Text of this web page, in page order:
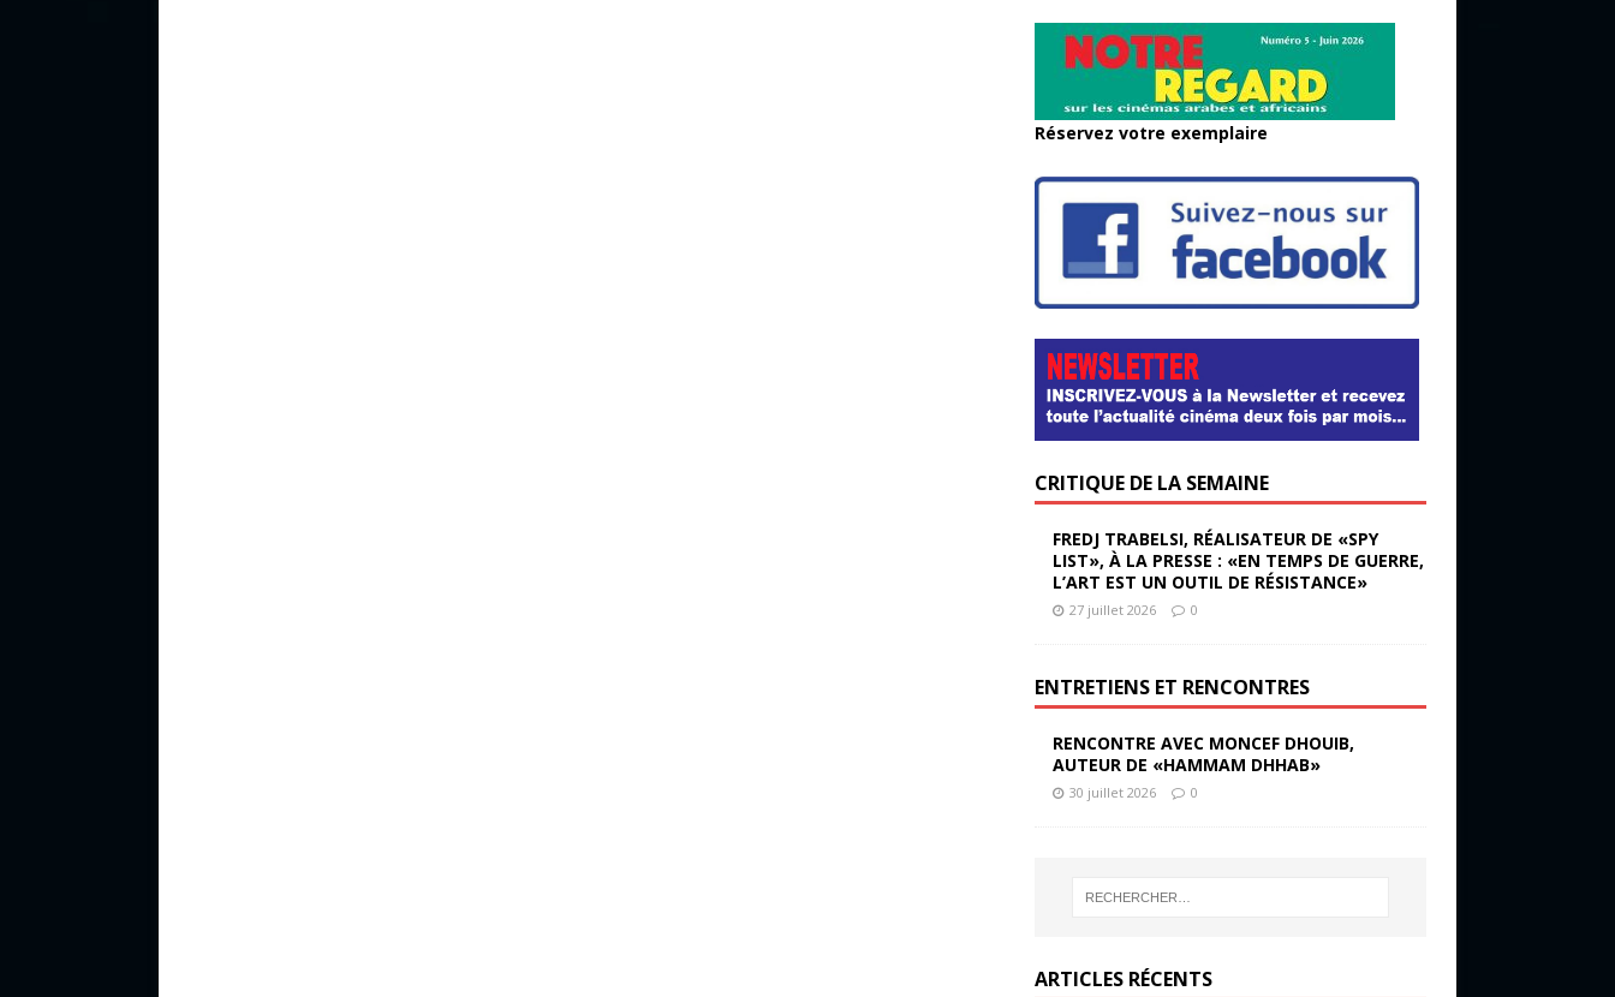
Réservez votre exemplaire
CRITIQUE DE LA SEMAINE
FREDJ TRABELSI, RÉALISATEUR DE «SPY
LIST», À LA PRESSE : «EN TEMPS DE GUERRE,
L’ART EST UN OUTIL DE RÉSISTANCE»
27 juillet 2026 0
ENTRETIENS ET RENCONTRES
RENCONTRE AVEC MONCEF DHOUIB,
AUTEUR DE «HAMMAM DHHAB»
30 juillet 2026 0
ARTICLES RÉCENTS